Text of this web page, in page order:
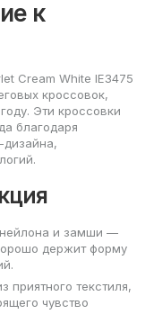
к
Cream White IE3475
кроссовок,
Эти кроссовки
благодаря
нейлона и замши —
держит форму
приятного текстиля,
чувство